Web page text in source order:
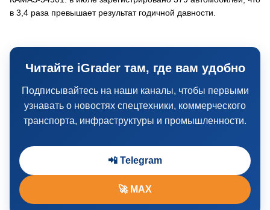
в 3,4 раза превышает результат годичной давности.
Читайте iGrader там, где вам удобно
Подписывайтесь на наши каналы, чтобы первыми
узнавать о новостях спецтехники, коммерческого
транспорта, инфраструктуры и промышленности.
📲 Telegram
🚀 MAX